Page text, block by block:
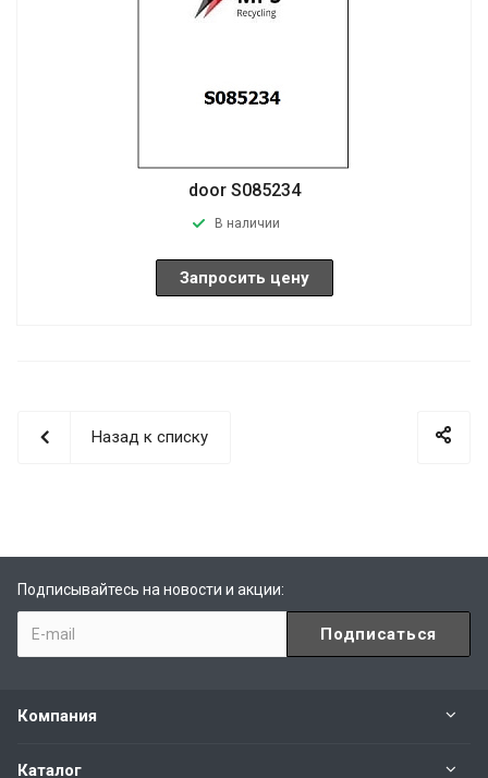
door S085234
В наличии
Запросить цену
Назад к списку
Подписывайтесь на новости и акции:
Компания
Каталог